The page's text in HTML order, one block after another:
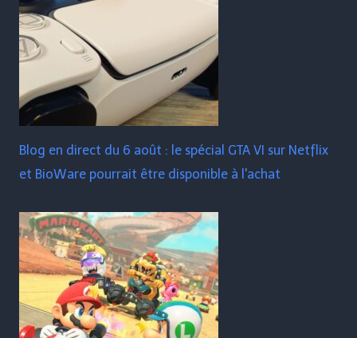
Blog en direct du 6 août : le spécial GTA VI sur Netflix
et BioWare pourrait être disponible à l'achat